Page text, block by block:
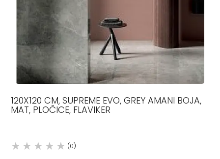
120X120 CM, SUPREME EVO, GREY AMANI BOJA,
MAT, PLOČICE, FLAVIKER
(0)